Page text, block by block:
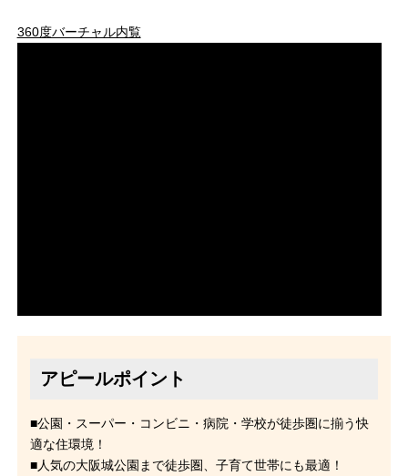
360度バーチャル内覧
アピールポイント
■公園・スーパー・コンビニ・病院・学校が徒歩圏に揃う快
適な住環境！
■人気の大阪城公園まで徒歩圏、子育て世帯にも最適！